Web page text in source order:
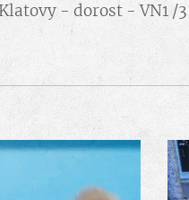
- dorost - VN1 /3